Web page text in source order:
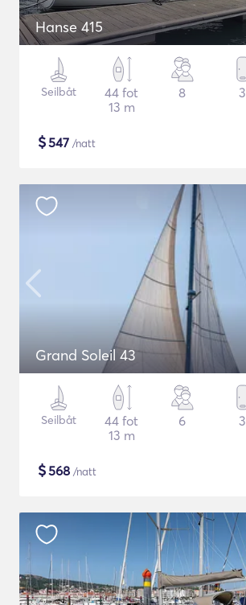
Hanse 415
Seilbåt
44 fot
13 m
8 3
$547 /natt
Grand Soleil 43
Seilbåt
44 fot
13 m
6 3
$568 /natt